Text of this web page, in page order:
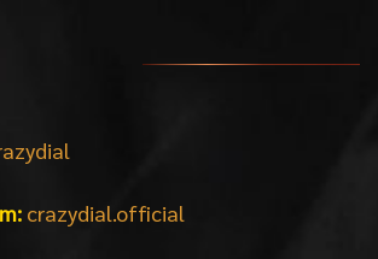
crazydial.official